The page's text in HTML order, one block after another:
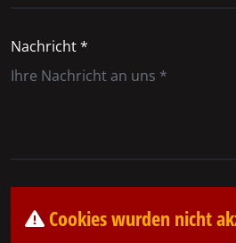
Nachricht *
Cookies wurden nicht